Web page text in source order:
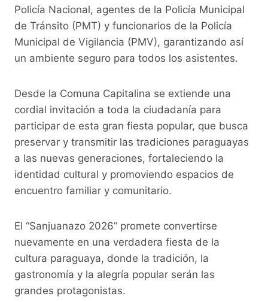
Policía Nacional, agentes de la Policía Municipal
de Tránsito (PMT) y funcionarios de la Policía
Municipal de Vigilancia (PMV), garantizando así
un ambiente seguro para todos los asistentes.
Desde la Comuna Capitalina se extiende una
cordial invitación a toda la ciudadanía para
participar de esta gran fiesta popular, que busca
preservar y transmitir las tradiciones paraguayas
a las nuevas generaciones, fortaleciendo la
identidad cultural y promoviendo espacios de
encuentro familiar y comunitario.
El “Sanjuanazo 2026” promete convertirse
nuevamente en una verdadera fiesta de la
cultura paraguaya, donde la tradición, la
gastronomía y la alegría popular serán las
grandes protagonistas.